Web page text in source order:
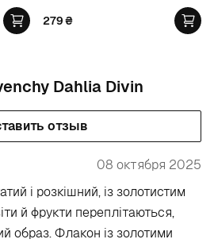
279₴
Dahlia Divin
отзыв
08 октября 2025
і розкішний, із золотистим
й фрукти переплітаються,
образ. Флакон із золотими